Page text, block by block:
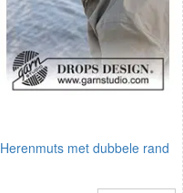
Herenmuts met dubbele rand